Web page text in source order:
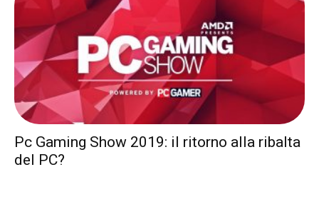
Pc Gaming Show 2019: il ritorno alla ribalta
del PC?